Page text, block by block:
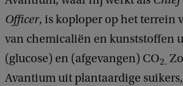
Officer, is koploper op het terrein
van chemicaliën en kunststoffen
(glucose) en (afgevangen) CO2.
Avantium uit plantaardige suikers,